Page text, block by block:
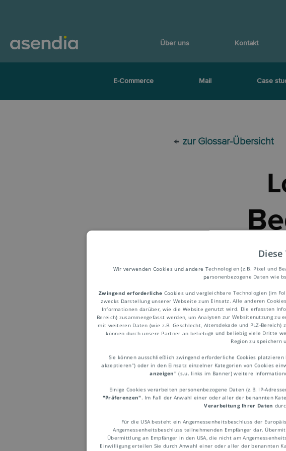
Über uns Kontakt
E-Commerce Mail Case
← zur Glossar-Übersicht
Rohrpost
Kleinteile und
Behältern von der
wird durch den
zunehmend
beispielsweise in
Gebrauch, da
Wir verwenden Cookies und andere Technologien (z.B. Pixel und
personenbezogene Daten wie
Zwingend erforderliche Cookies und vergleichbare Technologien (im
zwecks Darstellung unserer Webseite zum Einsatz. Alle anderen
Informationen darüber, wie die Website genutzt wird. Die erfassten
Bereich) zusammengefasst werden, um Analysen zur Websitenutzung zu
mit weiteren Daten (wie z.B. Geschlecht, Altersdekade und PLZ-
können durch unsere Partner an beliebige und beliebig viele Dritte
Region zu speichern
Sie können ausschließlich zwingend erforderliche Cookies
akzeptieren“) oder in den Einsatz einzelner Kategorien von Cookies
anzeigen" (s.u. links im Banner) weitere
Einige Cookies verarbeiten personenbezogene Daten (z.B. IP-
"Präferenzen" . Im Fall der Anwahl einer oder aller der benannten
Verarbeitung Ihrer Daten
Für die USA besteht ein Angemessenheitsbeschluss der
Angemessenheitsbeschluss teilnehmenden Empfänger dar.
Übermittlung an Empfänger in den USA, die nicht am
Einwilligung erteilen Sie durch Anwahl einer oder aller der benannten